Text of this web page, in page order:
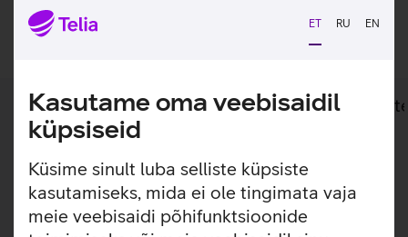
ET RU EN
Kasutame oma veebisaidil
küpsiseid
Küsime sinult luba selliste küpsiste
kasutamiseks, mida ei ole tingimata vaja
meie veebisaidi põhifunktsioonide
Lisan ostukorvi
Lisainfo Tehnilised andmed
Lisainfo
Suurenda tahvelarvuti Samsung Galaxy Tab
S10 FE+ kasutamise produktiivsust
juhtmevaba klaviatuuriga.